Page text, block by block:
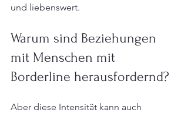
und liebenswert.
Warum sind Beziehungen
mit Menschen mit
Borderline herausfordernd?
Aber diese Intensität kann auch